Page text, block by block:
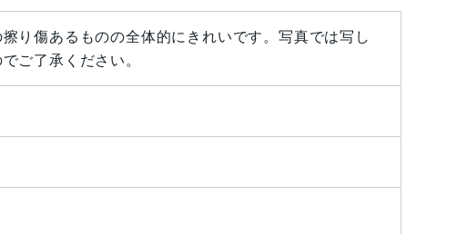
り傷あるものの全体的にきれいです。写真では写し
ご了承ください。